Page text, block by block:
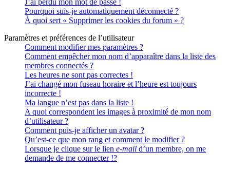
Pourquoi suis-je automatiquement déconnecté ?
À quoi sert « Supprimer les cookies du forum » ?
Paramètres et préférences de l’utilisateur
Comment modifier mes paramètres ?
Comment empêcher mon nom d’apparaître dans la liste des
membres connectés ?
Les heures ne sont pas correctes !
J’ai changé mon fuseau horaire et l’heure est toujours
incorrecte !
Ma langue n’est pas dans la liste !
A quoi correspondent les images à proximité de mon nom
d’utilisateur ?
Comment puis-je afficher un avatar ?
Qu’est-ce que mon rang et comment le modifier ?
Lorsque je clique sur le lien e-mail d’un membre, on me
demande de me connecter !?